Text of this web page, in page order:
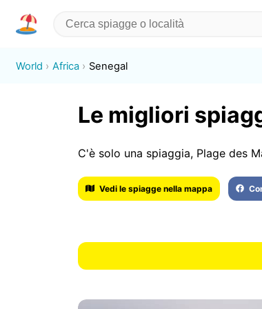
World Africa Senegal
Le migliori
C'è solo una spiaggia, Plage des
Vedi le spiagge nella mappa